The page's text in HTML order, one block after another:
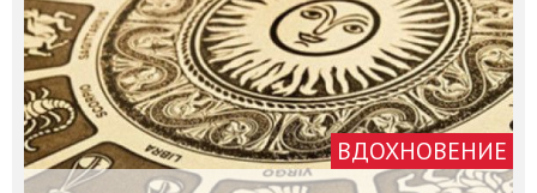
ВДОХНОВЕНИЕ